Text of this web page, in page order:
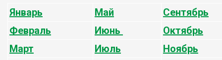
Январь Май
Сентябрь
Февраль
Июнь
Октябрь
Март
Июль
Ноябрь